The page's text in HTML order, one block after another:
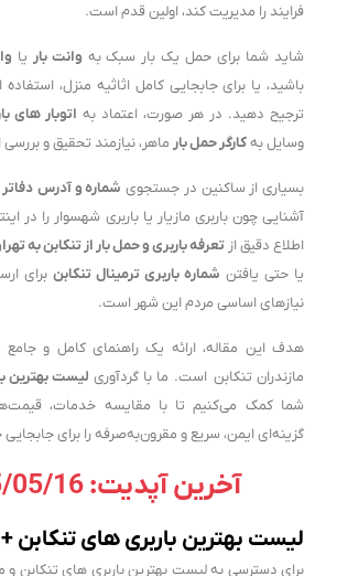
فرایند را مدیریت کند، اولین قدم است.
شاید شما برای حمل یک بار سبک به وانت بار یا
باشید، یا برای جابجایی کامل اثاثیه منزل، استفاده
ترجیح دهید. در هر صورت، اعتماد به اتوبار های
وسایل بهکارگر حمل بار ماهر، نیازمند تحقیق و
بسیاری از ساکنین در جستجوی شماره و آدرس
آشنایی چون باربری مازیار یا باربری شهسوار را در
اطلاع دقیق از تعرفه باربری و حمل بار از تنکابن به
یا حتی یافتن شماره باربری ترمینال تنکابن برای
نیازهای اساسی مردم این شهر است.
هدف این مقاله، ارائه یک راهنمای کامل و
مازندران تنکابن است. ما با گردآوری لیست بهترین
شما کمک می‌کنیم تا با مقایسه خدمات،
گزینه‌ای ایمن، سریع و مقرون‌به‌صرفه را برای
آخرین آپدیت: 1405/05/16
لیست بهترین باربری های تنکابن
برای دسترسی به لیست بهترین باربری های تنکابن